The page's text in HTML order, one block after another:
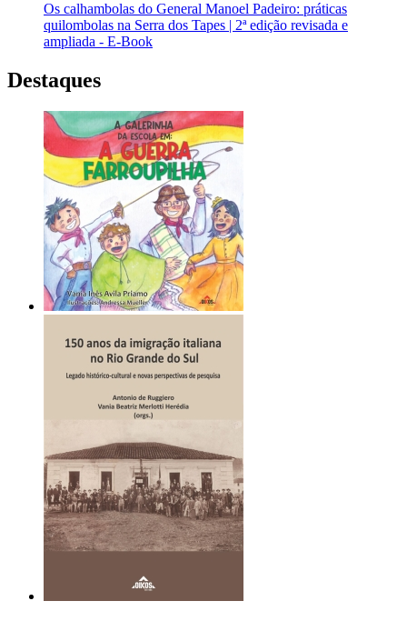
Os calhambolas do General Manoel Padeiro: práticas
quilombolas na Serra dos Tapes | 2ª edição revisada e
ampliada - E-Book
Destaques